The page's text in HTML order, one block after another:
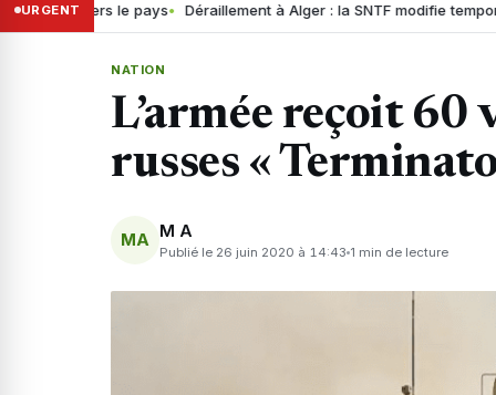
URGENT
le pays Déraillement à Alger : la SNTF modifie
NATION
L’armée reçoit 60
russes «
MA M A
Publié le 26 juin 2020 à 14:43 1 min de lecture